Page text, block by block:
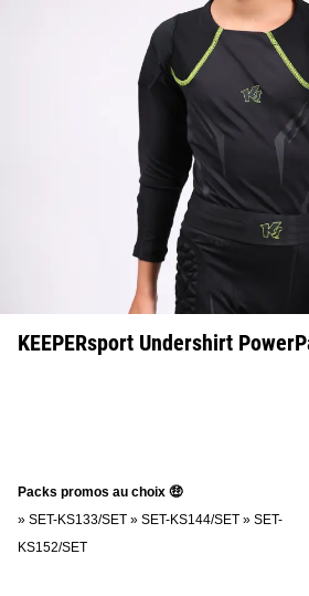
KEEPERsport Undershirt
Packs promos au choix 🤑
» SET-KS133/SET » SET-KS144/SET » SET-
KS152/SET